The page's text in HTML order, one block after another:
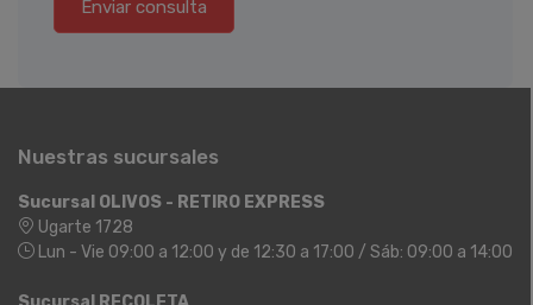
Enviar consulta
Nuestras sucursales
Sucursal OLIVOS - RETIRO EXPRESS
Ugarte 1728
Lun - Vie 09:00 a 12:00 y de 12:30 a 17:00 / Sáb: 09:00 a 14:00